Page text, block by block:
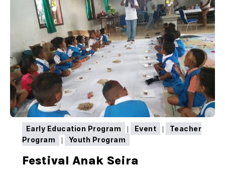
UNTUK
PENDIDIKAN
DI
PULAU
TERLUAR
MALUKU
(PART
2)
Early Education Program Event
Teacher
Program
Youth Program
Festival Anak Seira